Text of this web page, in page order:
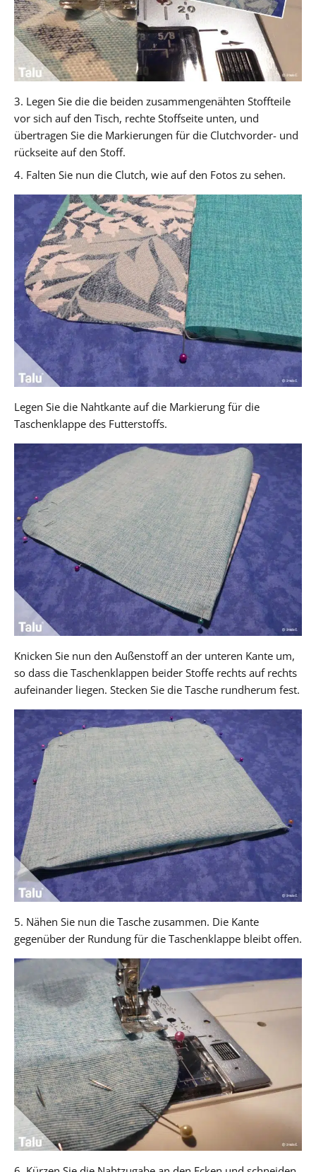
3. Legen Sie die die beiden zusammengenähten Stoffteile
vor sich auf den Tisch, rechte Stoffseite unten, und
übertragen Sie die Markierungen für die Clutchvorder- und
rückseite auf den Stoff.
4. Falten Sie nun die Clutch, wie auf den Fotos zu sehen.
Legen Sie die Nahtkante auf die Markierung für die
Taschenklappe des Futterstoffs.
Knicken Sie nun den Außenstoff an der unteren Kante um,
so dass die Taschenklappen beider Stoffe rechts auf rechts
aufeinander liegen. Stecken Sie die Tasche rundherum fest.
5. Nähen Sie nun die Tasche zusammen. Die Kante
gegenüber der Rundung für die Taschenklappe bleibt offen.